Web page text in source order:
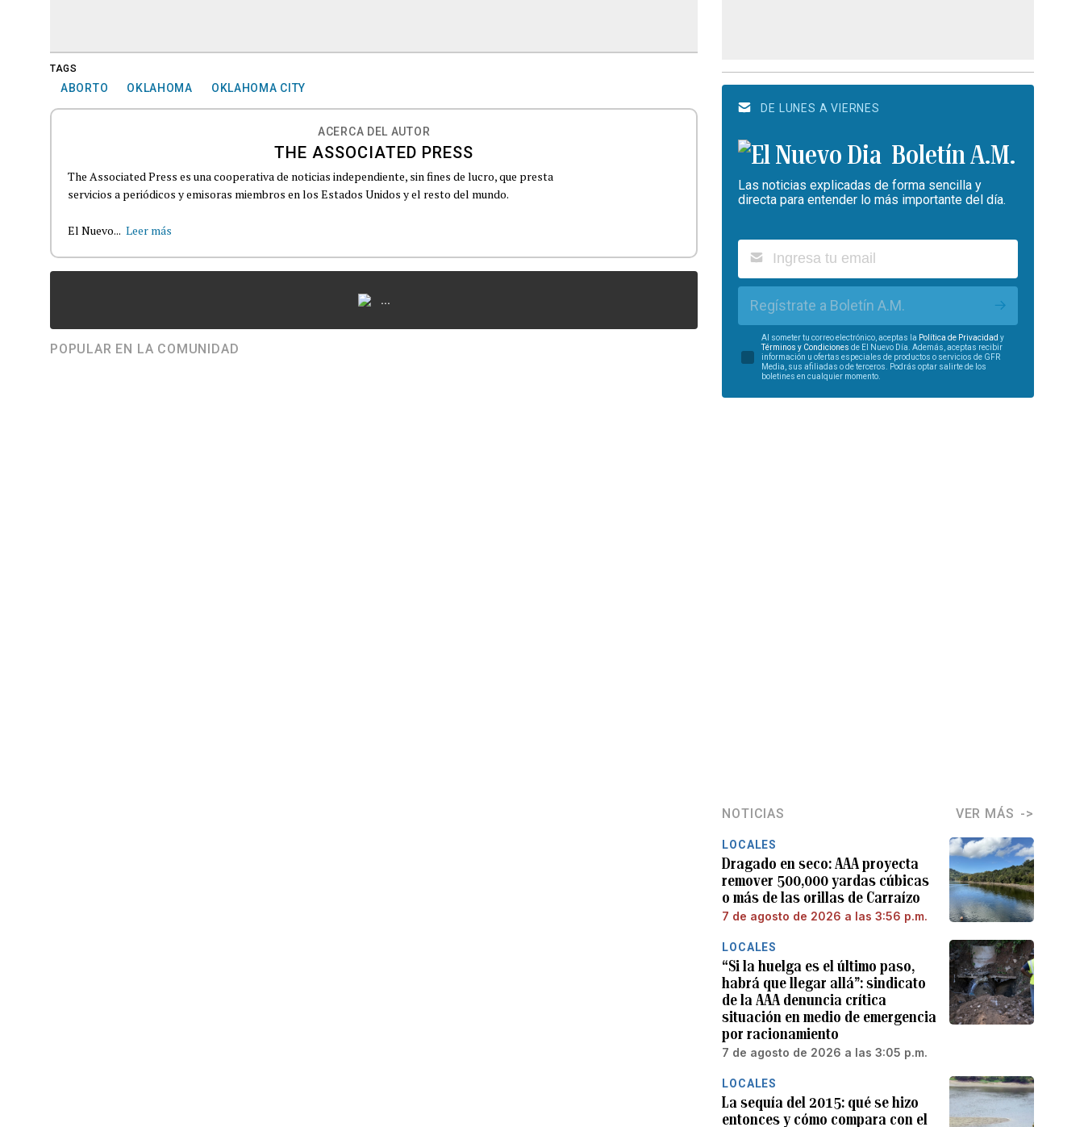
TAGS
ABORTO OKLAHOMA OKLAHOMA CITY
ACERCA DEL AUTOR
THE ASSOCIATED PRESS
The Associated Press es una cooperativa de noticias independiente, sin fines de lucro, que presta
servicios a periódicos y emisoras miembros en los Estados Unidos y el resto del mundo.
El Nuevo... Leer más
...
POPULAR EN LA COMUNIDAD
DE LUNES A VIERNES
Boletín A.M.
Las noticias explicadas de forma sencilla y
directa para entender lo más importante del día.
Regístrate a Boletín A.M.
Al someter tu correo electrónico, aceptas la Política de Privacidad y
Términos y Condiciones de El Nuevo Día. Además, aceptas recibir
información u ofertas especiales de productos o servicios de GFR
Media, sus afiliadas o de terceros. Podrás optar salirte de los
boletines en cualquier momento.
NOTICIAS VER MÁS
LOCALES
Dragado en seco: AAA proyecta
remover 500,000 yardas cúbicas
o más de las orillas de Carraízo
7 de agosto de 2026 a las 3:56 p.m.
LOCALES
“Si la huelga es el último paso,
habrá que llegar allá”: sindicato
de la AAA denuncia crítica
situación en medio de emergencia
por racionamiento
7 de agosto de 2026 a las 3:05 p.m.
LOCALES
La sequía del 2015: qué se hizo
entonces y cómo compara con el